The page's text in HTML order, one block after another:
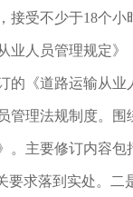
接受不少于18个
业人员管理规定
《道路运输从业
理法规制度。围
。主要修订内容
要求落到实处。